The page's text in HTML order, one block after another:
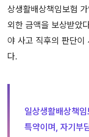
상생활배상책임보험
외한 금액을 보상받았
야 사고 직후의 판단이
다.
일상생활배상책
특약이며, 자기부